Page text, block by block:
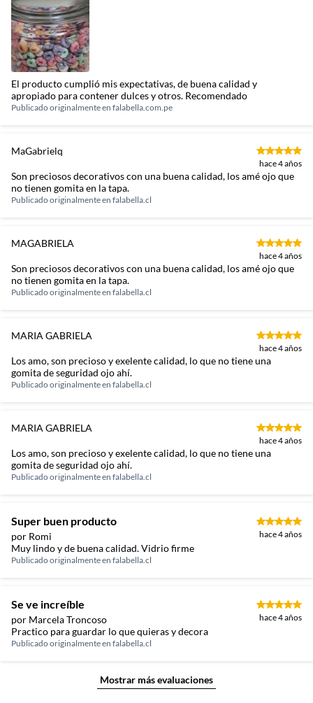
El producto cumplió mis expectativas, de buena calidad y
apropiado para contener dulces y otros. Recomendado
Publicado originalmente en falabella.com.pe
MaGabrielq
hace 4 años
Son preciosos decorativos con una buena calidad, los amé ojo que
no tienen gomita en la tapa.
Publicado originalmente en falabella.cl
MAGABRIELA
hace 4 años
Son preciosos decorativos con una buena calidad, los amé ojo que
no tienen gomita en la tapa.
Publicado originalmente en falabella.cl
MARIA GABRIELA
hace 4 años
Los amo, son precioso y exelente calidad, lo que no tiene una
gomita de seguridad ojo ahí.
Publicado originalmente en falabella.cl
MARIA GABRIELA
hace 4 años
Los amo, son precioso y exelente calidad, lo que no tiene una
gomita de seguridad ojo ahí.
Publicado originalmente en falabella.cl
Super buen producto
por Romi hace 4 años
Muy lindo y de buena calidad. Vidrio firme
Publicado originalmente en falabella.cl
Se ve increíble
por Marcela Troncoso hace 4 años
Practico para guardar lo que quieras y decora
Publicado originalmente en falabella.cl
Mostrar más evaluaciones